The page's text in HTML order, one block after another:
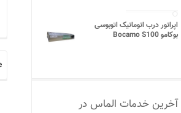
اپراتور درب اتوماتیک اتوبوسی
بوکامو Bocamo S100
آخرین خدمات الماس در